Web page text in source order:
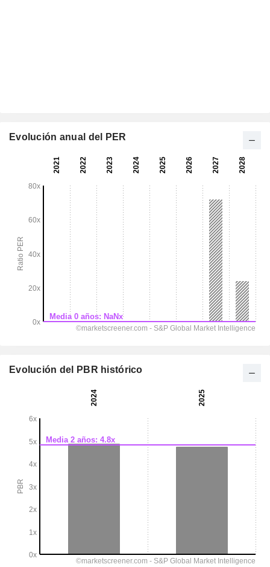
Evolución anual del PER
Evolución del PBR histórico